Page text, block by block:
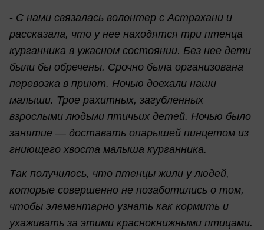
- С нами связалась волонтер с Астрахани и
рассказала, что у нее находятся три птенца
курганника в ужасном состоянии. Без нее дети
были бы обречены. Срочно была организована
перевозка в приют. Ночью доехали наши
малыши. Трое рахитных, загубленных
взрослыми людьми птичьих детей. Ночью было
занятие — доставать опарышей пинцетом из
гниющего хвоста малыша курганника.
Так получилось, что птенцы жили у людей,
которые совершенно не позаботились о том,
чтобы элементарно узнать как кормить и
ухаживать за этими краснокнижными птицами.